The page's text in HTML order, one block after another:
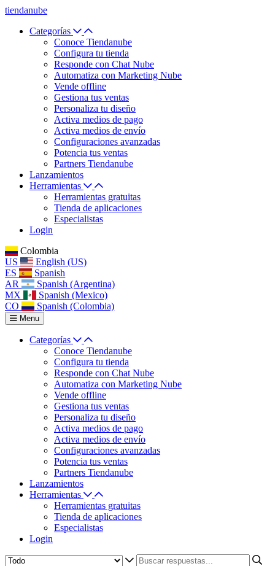
tiendanube
Categorías
Conoce Tiendanube
Configura tu tienda
Responde con Chat Nube
Automatiza con Marketing Nube
Vende offline
Gestiona tus ventas
Personaliza tu diseño
Activa medios de pago
Activa medios de envío
Configuraciones avanzadas
Potencia tus ventas
Partners Tiendanube
Lanzamientos
Herramientas
Herramientas gratuitas
Tienda de aplicaciones
Especialistas
Login
Colombia
US
English (US)
ES
Spanish
AR
Spanish (Argentina)
MX
Spanish (Mexico)
CO
Spanish (Colombia)
Menu
Categorías
Conoce Tiendanube
Configura tu tienda
Responde con Chat Nube
Automatiza con Marketing Nube
Vende offline
Gestiona tus ventas
Personaliza tu diseño
Activa medios de pago
Activa medios de envío
Configuraciones avanzadas
Potencia tus ventas
Partners Tiendanube
Lanzamientos
Herramientas
Herramientas gratuitas
Tienda de aplicaciones
Especialistas
Login